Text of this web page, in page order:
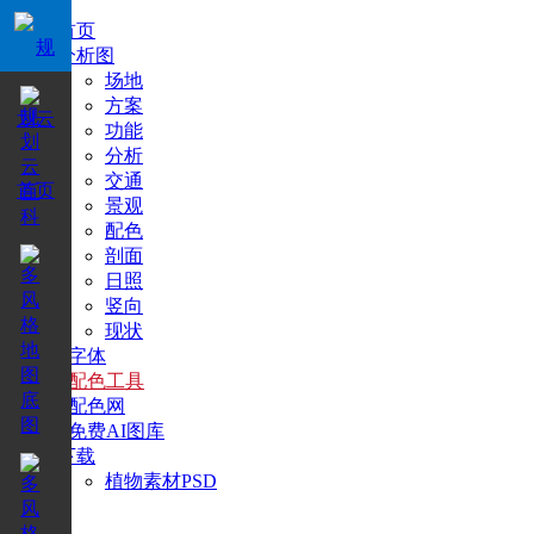
首页
分析图
场地
方案
功能
分析
交通
景观
配色
剖面
日照
竖向
现状
+字体
+配色工具
+配色网
+免费AI图库
下载
植物素材PSD
搜索